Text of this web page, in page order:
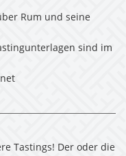
Rum und seine
sind im
Tastings! Der oder die